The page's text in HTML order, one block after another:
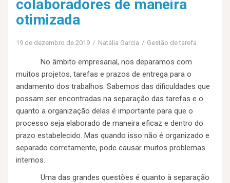
colaboradores de maneira
otimizada
19 de dezembro de 2019 Natália Garcia Gestão de tarefa
No âmbito empresarial, nos deparamos com
muitos projetos, tarefas e prazos de entrega para o
andamento dos trabalhos. Sabemos das dificuldades que
possam ser encontradas na separação das tarefas e o
quanto a organização delas é importante para que o
processo seja elaborado de maneira eficaz e dentro do
prazo estabelecido. Mas quando isso não é organizado e
separado corretamente, pode causar muitos problemas
internos.
Uma das grandes questões é quanto à separação